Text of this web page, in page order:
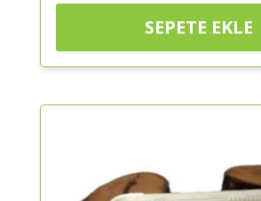
SEPETE EKLE